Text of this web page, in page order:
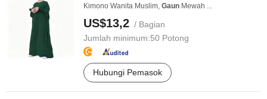
Kimono Wanita Muslim, Gaun Mewah ...
US$13,2 / Bagian
Jumlah minimum:50 Potong
Hubungi Pemasok